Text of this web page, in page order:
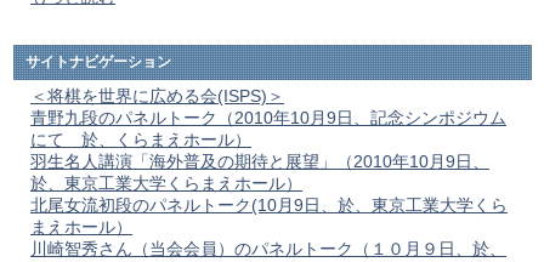
サイトナビゲーション
＜将棋を世界に広める会(ISPS)＞
青野九段のパネルトーク（2010年10月9日、記念シンポジウム
にて 於、くらまえホール）
羽生名人講演「海外普及の期待と展望」（2010年10月9日、
於、東京工業大学くらまえホール）
北尾女流初段のパネルトーク(10月9日、於、東京工業大学くら
まえホール）
川崎智秀さん（当会会員）のパネルトーク（１０月９日、於、